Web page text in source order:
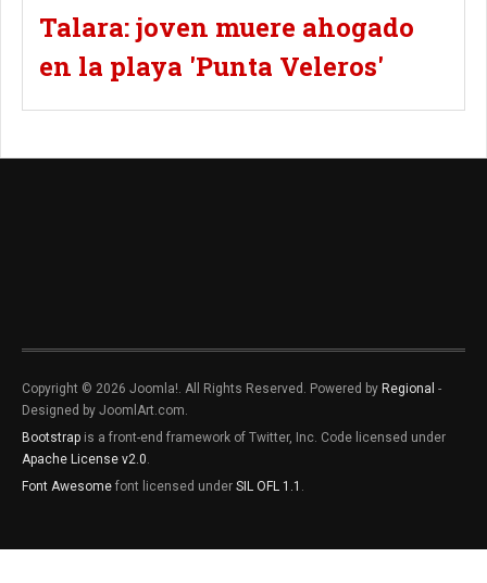
Talara: joven muere ahogado
en la playa 'Punta Veleros'
Copyright © 2026 Joomla!. All Rights Reserved. Powered by Regional -
Designed by JoomlArt.com.
Bootstrap is a front-end framework of Twitter, Inc. Code licensed under
Apache License v2.0.
Font Awesome font licensed under SIL OFL 1.1 .